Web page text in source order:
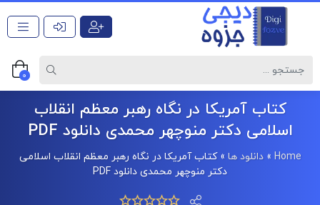
0
کتاب آمریکا در نگاه رهبر معظم انقلاب
اسلامی دکتر منوچهر محمدی دانلود PDF
Home
»دانلود ها »کتاب آمریکا در نگاه رهبر معظم انقلاب اسلامی
دکتر منوچهر محمدی دانلود PDF